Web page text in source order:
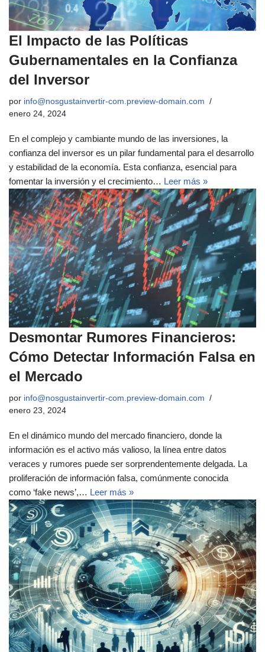
El Impacto de las Políticas
Gubernamentales en la Confianza
del Inversor
por info@nosgustainvertir-com.preview-domain.com
enero 24, 2024
En el complejo y cambiante mundo de las inversiones, la
confianza del inversor es un pilar fundamental para el desarrollo
y estabilidad de la economía. Esta confianza, esencial para
fomentar la inversión y el crecimiento… Leer más »
Desmontar Rumores Financieros:
Cómo Detectar Información Falsa en
el Mercado
por info@nosgustainvertir-com.preview-domain.com
enero 23, 2024
En el dinámico mundo del mercado financiero, donde la
información es el activo más valioso, la línea entre datos
veraces y rumores puede ser sorprendentemente delgada. La
proliferación de información falsa, comúnmente conocida
como ‘fake news’,… Leer más »